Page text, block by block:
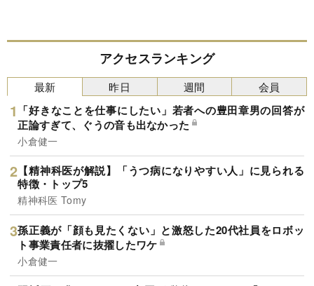
アクセスランキング
最新
「好きなことを仕事にしたい」若者への豊田章男の回答が
正論すぎて、ぐうの音も出なかった
小倉健一
【精神科医が解説】「うつ病になりやすい人」に見られる
特徴・トップ5
精神科医 Tomy
孫正義が「顔も見たくない」と激怒した20代社員をロボッ
ト事業責任者に抜擢したワケ
小倉健一
昨日 週間 会員